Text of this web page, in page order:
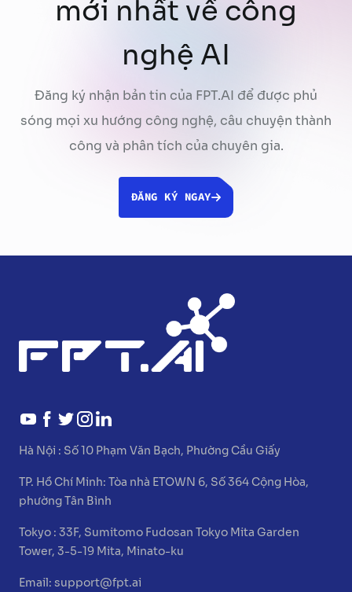
mới nhất về công
nghệ AI
Đăng ký nhận bản tin của FPT.AI để được phủ
sóng mọi xu hướng công nghệ, câu chuyện thành
công và phân tích của chuyên gia.
ĐĂNG KÝ NGAY
Hà Nội : Số 10 Phạm Văn Bạch, Phường Cầu Giấy
TP. Hồ Chí Minh:Tòa nhà ETOWN 6, Số 364 Cộng Hòa,
phường Tân Bình
Tokyo :33F, Sumitomo Fudosan Tokyo Mita Garden
Tower, 3-5-19 Mita, Minato-ku
Email:support@fpt.ai